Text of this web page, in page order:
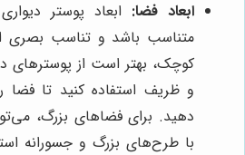
ابعاد فضا: ابعاد پوستر
متناسب باشد و تناسب بصری
کوچک، بهتر است از پوسترهای
و ظریف استفاده کنید تا فضا
دهید. برای فضاهای بزرگ،
با طرح‌های بزرگ و جسورانه